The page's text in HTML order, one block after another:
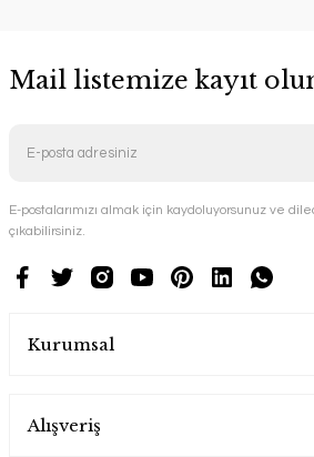
Mail listemize kayıt
E-postalarımızı almak için kaydoluyorsunuz ve
çıkabilirsiniz.
Kurumsal
Alışveriş